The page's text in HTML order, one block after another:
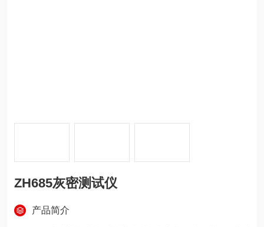
ZH685灰密测试仪
产品简介